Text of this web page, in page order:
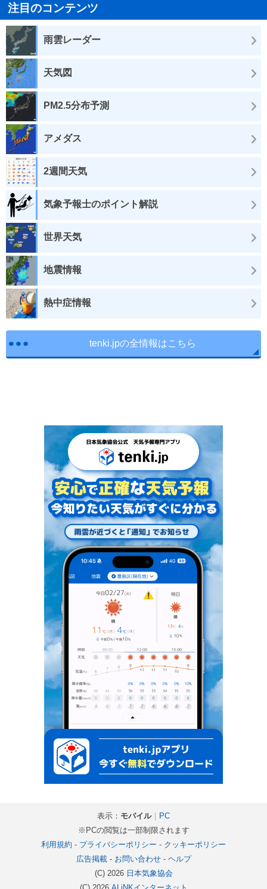
注目のコンテンツ
雨雲レーダー
天気図
PM2.5分布予測
アメダス
2週間天気
気象予報士のポイント解説
世界天気
地震情報
熱中症情報
tenki.jpの全情報はこちら
表示： モバイル｜
PC
※PCの閲覧は一部制限されます
利用規約 - プライバシーポリシー - クッキーポリシー
広告掲載- お問い合わせ- ヘルプ
(C) 2026 日本気象協会